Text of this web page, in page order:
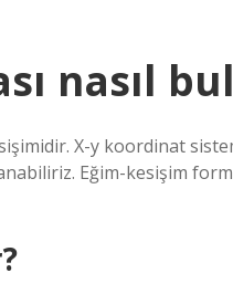
nasıl
X-y koordinat
Eğim-kesişim